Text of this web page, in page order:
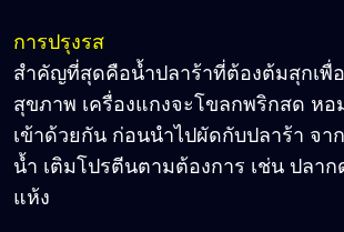
การปรุงรส
สำคัญที่สุดคือน้ำปลาร้าที่ต้องต้มสุกเพื่
สุขภาพ เครื่องแกงจะโขลกพริกสด หอ
เข้าด้วยกัน ก่อนนำไปผัดกับปลาร้า จา
น้ำ เติมโปรตีนตามต้องการ เช่น ปลา
แห้ง